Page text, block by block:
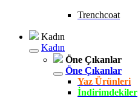
Trenchcoat
Kadın
Kadın
Öne Çıkanlar
Öne Çıkanlar
Yaz Ürünleri
İndirimdekiler